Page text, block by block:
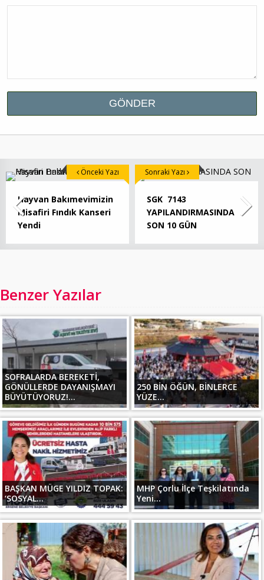
Hayvan Bakımevimizin
Misafiri Fındık Kanseri
Yendi
Önceki Yazı
SGK 7143
YAPILANDIRMASINDA
SON 10 GÜN
Sonraki Yazı
Benzer Yazılar
SOFRALARDA BEREKETİ,
GÖNÜLLERDE DAYANIŞMAYI
BÜYÜTÜYORUZ!...
250 BİN ÖĞÜN, BİNLERCE
YÜZE...
BAŞKAN MÜGE YILDIZ TOPAK:
‘SOSYAL...
MHP Çorlu İlçe Teşkilatında
Yeni...